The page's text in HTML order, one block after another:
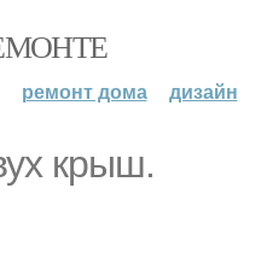
ремонт дома дизайн
крыш.